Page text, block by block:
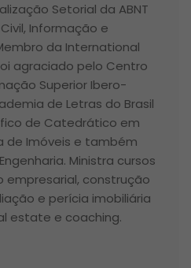
Setorial da ABNT
Informação e
da International
agraciado pelo Centro
Superior Ibero-
de Letras do Brasil
de Catedrático em
de Imóveis e também
Ministra cursos
empresarial, construção
e perícia imobiliária
estate e coaching.